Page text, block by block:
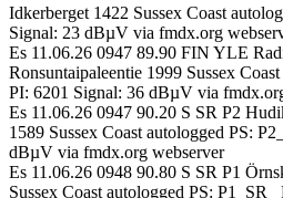
Idkerberget 1422 Sussex Coast
Signal: 23 dBµV via fmdx.org
Es 11.06.26 0947 89.90 FIN YLE
Ronsuntaipaleentie 1999 Sussex
PI: 6201 Signal: 36 dBµV via
Es 11.06.26 0947 90.20 S SR P2
1589 Sussex Coast autologged PS:
dBµV via fmdx.org webserver
Es 11.06.26 0948 90.80 S SR P1
Sussex Coast autologged PS: